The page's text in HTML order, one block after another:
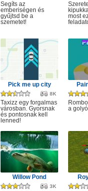
Segíts az
emberiségen és
gyűjtsd be a
szemetet!
most
Pick me up city
8K
Taxizz egy forgalmas
városban. Gyorsnak
és pontosnak kell
lenned!
a
Willow Pond
3K